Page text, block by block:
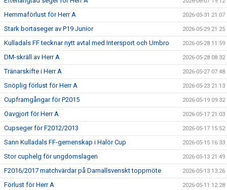
Hemmaförlust för Herr A 2026-05-31 21:07
Stark bortaseger av P19 Junior 2026-05-29 21:25
Kulladals FF tecknar nytt avtal med Intersport och Umbro 2026-05-28 11:59
DM-skräll av Herr A 2026-05-28 08:32
Tränarskifte i Herr A 2026-05-27 07:48
Snöplig förlust för Herr A 2026-05-23 21:13
Cupframgångar för P2015 2026-05-19 09:32
Oavgjort för Herr A 2026-05-17 21:03
Cupseger för F2012/2013 2026-05-17 15:52
Sann Kulladals FF-gemenskap i Halör Cup 2026-05-15 16:33
Stor cuphelg för ungdomslagen 2026-05-13 21:49
F2016/2017 matchvärdar på Damallsvenskt toppmöte 2026-05-13 13:26
Förlust för Herr A 2026-05-11 12:28